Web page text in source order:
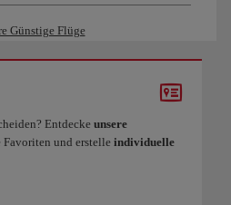
Günstige Flüge
Entdecke unsere
Favoriten und erstelle individuelle